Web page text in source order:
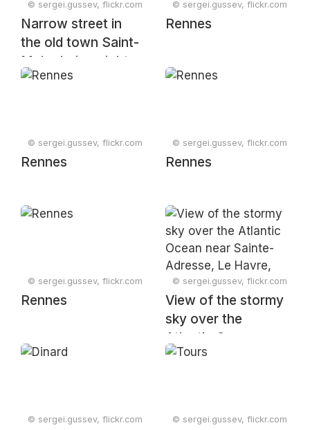
© sergei.gussev, flickr.com
Narrow street in
the old town Saint-
Malo during night,
Brittany, France,
© sergei.gussev, flickr.com
Rennes
© sergei.gussev, flickr.com
Rennes
© sergei.gussev, flickr.com
Rennes
© sergei.gussev, flickr.com
Rennes
© sergei.gussev, flickr.com
View of the stormy
sky over the
Atlantic Ocean near
Sainte-Adresse, Le
© sergei.gussev, flickr.com © sergei.gussev, flickr.com